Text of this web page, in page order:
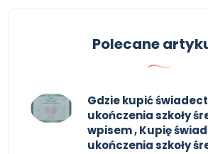
Polecane
Gdzie kupić
ukończenia szkoły
wpisem , Kupię
ukończenia szkoły